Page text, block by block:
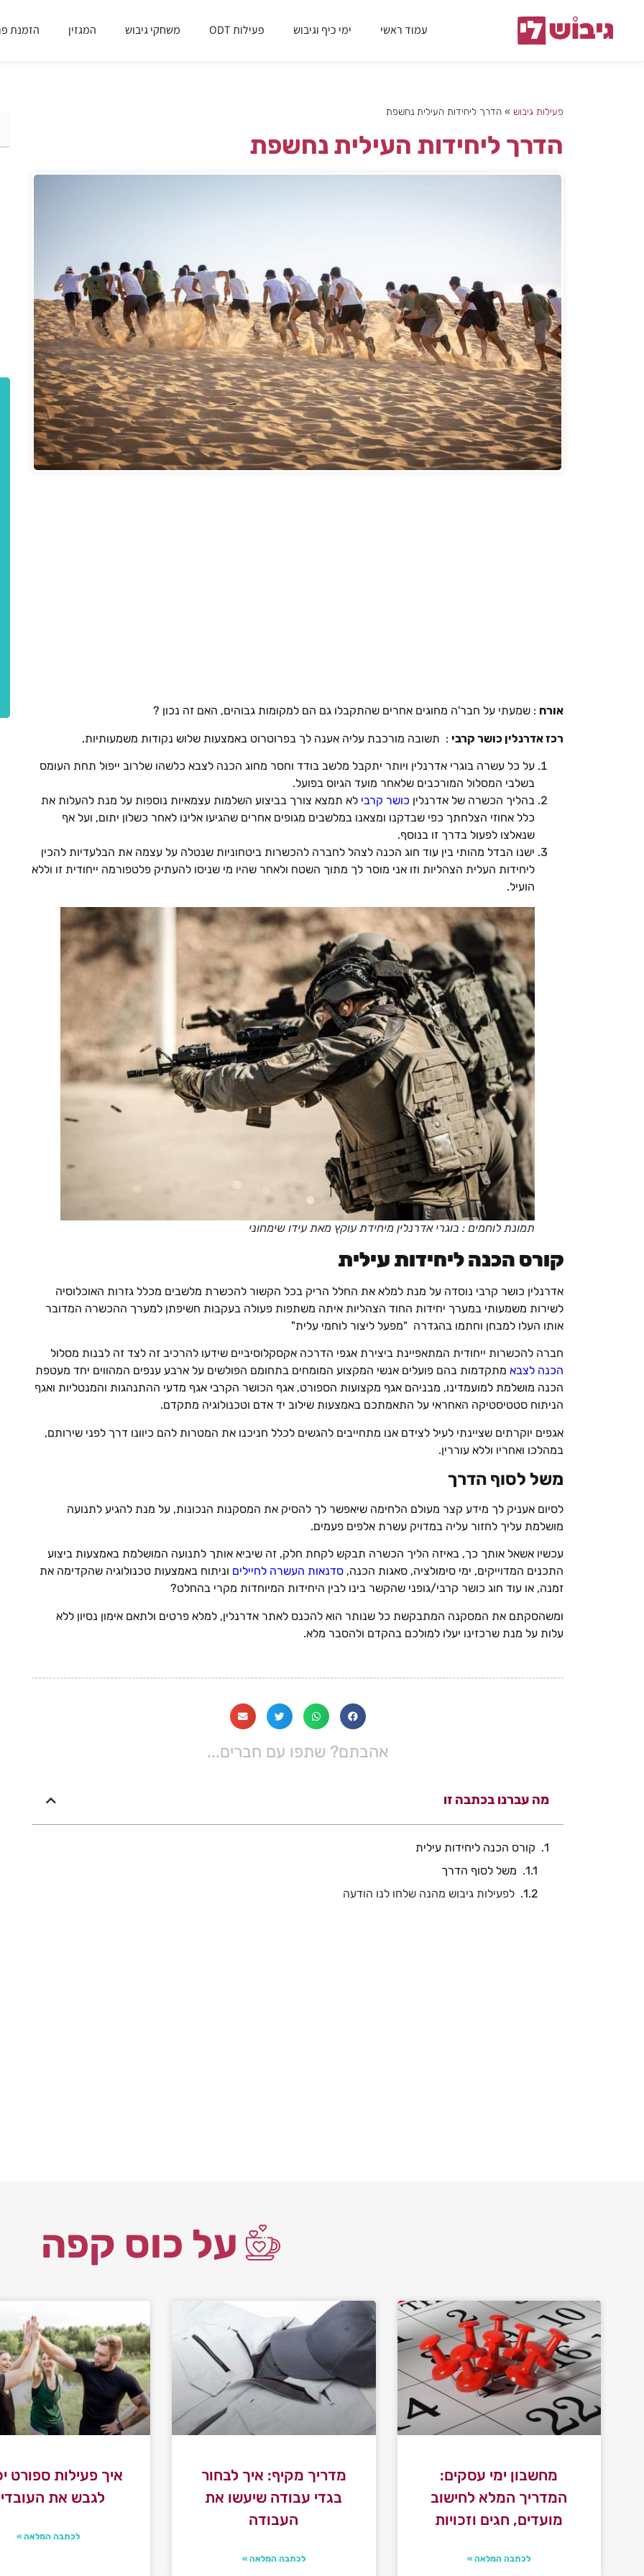
עמוד ראשי ימי כיף וגיבוש פעילות ODT משחקי גיבוש המגזין הזמנת
פעילות גיבוש » הדרך ליחידות העילית נחשפת
הדרך ליחידות העילית נחשפת
אורח : שמעתי על חבר'ה מחוגים אחרים שהתקבלו גם הם למקומות גבוהים, האם זה נכון ?
רכז אדרנלין כושר קרבי : תשובה מורכבת עליה אענה לך בפרוטרוט באמצעות שלוש נקודות משמעותיות.
על כל עשרה בוגרי אדרנלין ויותר יתקבל מלשב בודד וחסר מחוג הכנה לצבא כלשהו שלרוב ייפול תחת העומס
בשלבי המסלול המורכבים שלאחר מועד הגיוס בפועל.
בהליך הכשרה של אדרנלין כושר קרבי לא תמצא צורך בביצוע השלמות עצמאיות נוספות על מנת להעלות את
כלל אחוזי הצלחתך כפי שבדקנו ומצאנו במלשבים מגופים אחרים שהגיעו אלינו לאחר כשלון יתום, ועל אף
שנאלצו לפעול בדרך זו בנוסף.
ישנו הבדל מהותי בין עוד חוג הכנה לצהל לחברה להכשרות ביטחוניות שנטלה על עצמה את הבלעדיות להכין
ליחידות העלית הצהליות וזו אני מוסר לך מתוך השטח ולאחר שהיו מי שניסו להעתיק פלטפורמה ייחודית זו וללא
הועיל.
תמונת לוחמים : בוגרי אדרנלין מיחידת עוקץ מאת עידו שימחוני
קורס הכנה ליחידות עילית
אדרנלין כושר קרבי נוסדה על מנת למלא את החלל הריק בכל הקשור להכשרת מלשבים מכלל גזרות האוכלוסיה
לשירות משמעותי במערך יחידות החוד הצהליות איתה משתפות פעולה בעקבות חשיפתן למערך ההכשרה המדובר
אותו העלו למבחן וחתמו בהגדרה "מפעל ליצור לוחמי עלית"
חברה להכשרות ייחודית המתאפיינת ביצירת אגפי הדרכה אקסקלוסיביים שידעו להרכיב זה לצד זה לבנות מסלול
הכנה לצבא מתקדמות בהם פועלים אנשי המקצוע המומחים בתחומם הפולשים על ארבע ענפים המהווים יחד מעטפת
הכנה מושלמת למועמדינו, מבניהם אגף מקצועות הספורט, אגף הכושר הקרבי אגף מדעי ההתנהגות והמנטליות ואגף
הניתוח סטטיסטיקה האחראי על התאמתכם באמצעות שילוב יד אדם וטכנולוגיה מתקדם.
אגפים יוקרתים שציינתי לעיל לצידם אנו מתחייבים להגשים לכלל חניכנו את המטרות להם כיוונו דרך לפני שירותם,
במהלכו ואחריו וללא עוררין.
משל לסוף הדרך
לסיום אעניק לך מידע קצר מעולם הלחימה שיאפשר לך להסיק את המסקנות הנכונות, על מנת להגיע לתנועה
מושלמת עליך לחזור עליה במדויק עשרת אלפים פעמים.
עכשיו אשאל אותך כך, באיזה הליך הכשרה תבקש לקחת חלק, זה שיביא אותך לתנועה המושלמת באמצעות ביצוע
התכנים המדוייקים, ימי סימולציה, סאגות הכנה, סדנאות העשרה לחיילים וניתוח באמצעות טכנולוגיה שהקדימה את
זמנה, או עוד חוג כושר קרבי/גופני שהקשר בינו לבין היחידות המיוחדות מקרי בהחלט?
ומשהסקתם את המסקנה המתבקשת כל שנותר הוא להכנס לאתר אדרנלין, למלא פרטים ולתאם אימון נסיון ללא
עלות על מנת שרכזינו יעלו למולכם בהקדם ולהסבר מלא.
אהבתם? שתפו עם חברים...
מה עברנו בכתבה זו
קורס הכנה ליחידות עילית
משל לסוף הדרך
לפעילות גיבוש מהנה שלחו לנו הודעה
על כוס קפה
מחשבון ימי עסקים:
המדריך המלא לחישוב
מועדים, חגים וזכויות
לכתבה המלאה »
מדריך מקיף: איך לבחור
בגדי עבודה שיעשו את
העבודה
לכתבה המלאה »
איך פעילות ספורט
לגבש את
לכתבה המלאה »